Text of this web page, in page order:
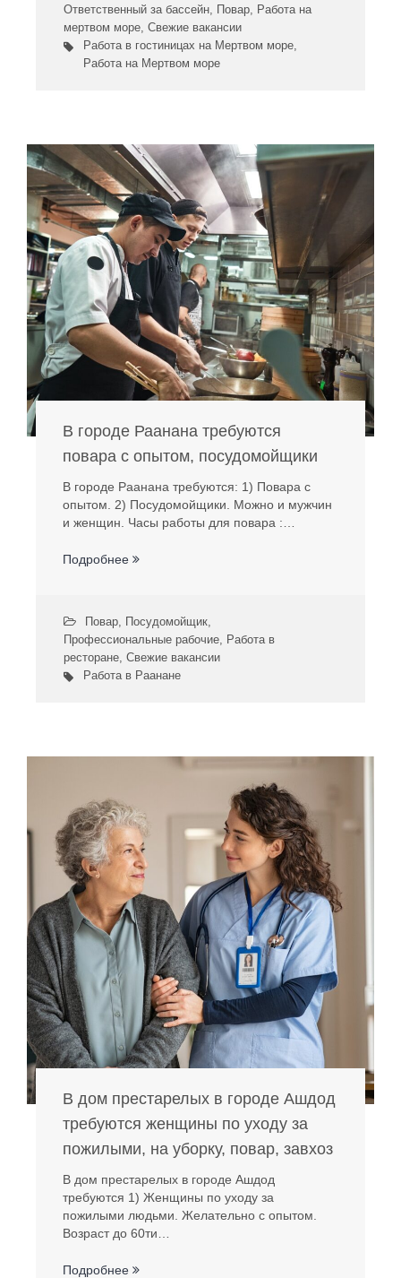
Ответственный за бассейн, Повар, Работа на
мертвом море, Свежие вакансии
Работа в гостиницах на Мертвом море,
Работа на Мертвом море
В городе Раанана требуются
повара с опытом, посудомойщики
В городе Раанана требуются: 1) Повара с
опытом. 2) Посудомойщики. Можно и мужчин
и женщин. Часы работы для повара :…
Подробнее
Повар, Посудомойщик,
Профессиональные рабочие, Работа в
ресторане, Свежие вакансии
Работа в Раанане
В дом престарелых в городе Ашдод
требуются женщины по уходу за
пожилыми, на уборку, повар, завхоз
В дом престарелых в городе Ашдод
требуются 1) Женщины по уходу за
пожилыми людьми. Желательно с опытом.
Возраст до 60ти…
Подробнее